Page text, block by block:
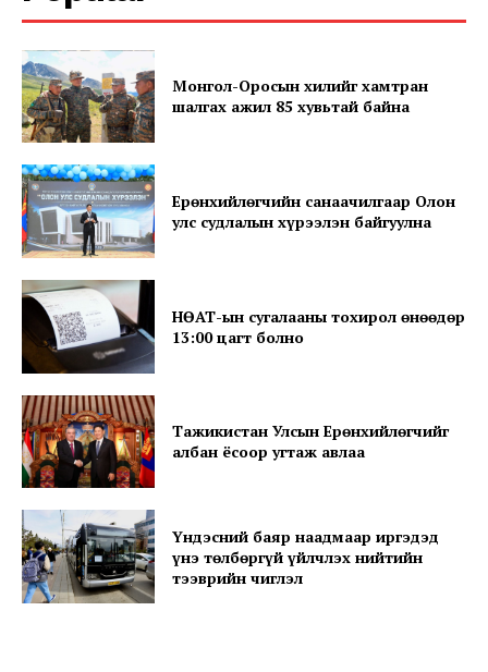
SUBSCRIBE NOW
Company
About
Contact us
Subscription Plans
My account
Монгол-Оросын хилийг хамтран
шалгах ажил 85 хувьтай байна
Ерөнхийлөгчийн санаачилгаар Олон
улс судлалын хүрээлэн байгуулна
НӨАТ-ын сугалааны тохирол өнөөдөр
13:00 цагт болно
Тажикистан Улсын Ерөнхийлөгчийг
албан ёсоор угтаж авлаа
Үндэсний баяр наадмаар иргэдэд
үнэ төлбөргүй үйлчлэх нийтийн
тээврийн чиглэл